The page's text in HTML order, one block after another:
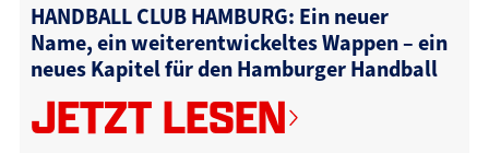
HANDBALL CLUB HAMBURG: Ein neuer
Name, ein weiterentwickeltes Wappen – ein
neues Kapitel für den Hamburger Handball
JETZT LESEN